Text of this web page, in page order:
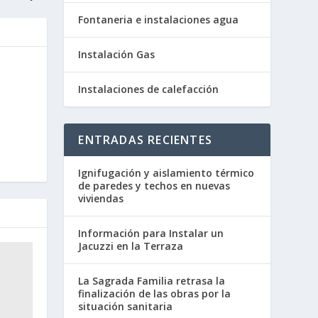
Fontaneria e instalaciones agua
Instalación Gas
Instalaciones de calefacción
ENTRADAS RECIENTES
Ignifugación y aislamiento térmico
de paredes y techos en nuevas
viviendas
Información para Instalar un
Jacuzzi en la Terraza
La Sagrada Familia retrasa la
finalización de las obras por la
situación sanitaria